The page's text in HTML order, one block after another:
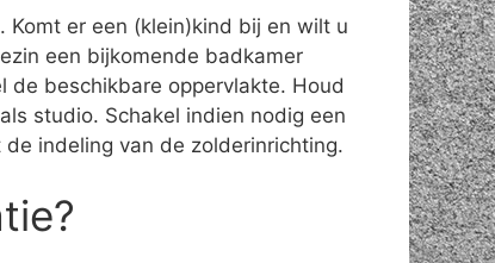
er een (klein)kind bij en wilt u
een bijkomende badkamer
de beschikbare oppervlakte. Houd
studio. Schakel indien nodig een
indeling van de zolderinrichting.